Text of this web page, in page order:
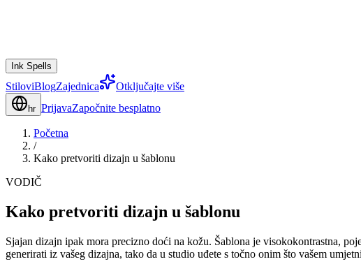
Ink Spells
StiloviBlogZajednica Otključajte više
hr PrijavaZapočnite besplatno
Početna
/
Kako pretvoriti dizajn u šablonu
VODIČ
Kako pretvoriti dizajn u šablonu
Sjajan dizajn ipak mora precizno doći na kožu. Šablona je visokokontrastna,
generirati iz vašeg dizajna, tako da u studio uđete s točno onim što vašem